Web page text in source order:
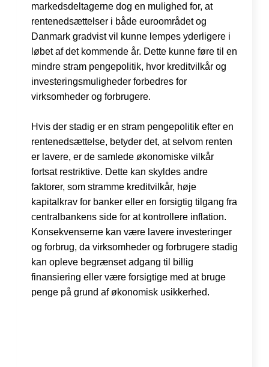
markedsdeltagerne dog en mulighed for, at
rentenedsættelser i både euroområdet og
Danmark gradvist vil kunne lempes yderligere i
løbet af det kommende år. Dette kunne føre til en
mindre stram pengepolitik, hvor kreditvilkår og
investeringsmuligheder forbedres for
virksomheder og forbrugere.
Hvis der stadig er en stram pengepolitik efter en
rentenedsættelse, betyder det, at selvom renten
er lavere, er de samlede økonomiske vilkår
fortsat restriktive. Dette kan skyldes andre
faktorer, som stramme kreditvilkår, høje
kapitalkrav for banker eller en forsigtig tilgang fra
centralbankens side for at kontrollere inflation.
Konsekvenserne kan være lavere investeringer
og forbrug, da virksomheder og forbrugere stadig
kan opleve begrænset adgang til billig
finansiering eller være forsigtige med at bruge
penge på grund af økonomisk usikkerhed.